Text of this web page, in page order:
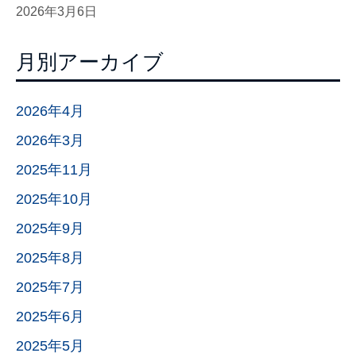
2026年3月6日
月別アーカイブ
2026年4月
2026年3月
2025年11月
2025年10月
2025年9月
2025年8月
2025年7月
2025年6月
2025年5月